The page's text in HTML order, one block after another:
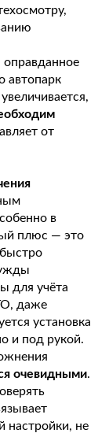
оправданное
автопарк
от
в
плюс — это
для учёта
даже
установка
и под рукой.
очевидными.
настройки, не